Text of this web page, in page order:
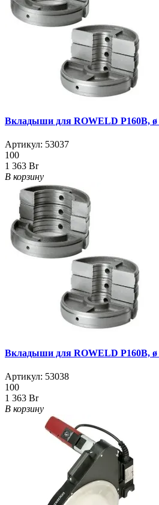
Вкладыши для ROWELD Р160B, ø
Артикул: 53037
100
1 363 Br
В корзину
Вкладыши для ROWELD Р160B, ø
Артикул: 53038
100
1 363 Br
В корзину